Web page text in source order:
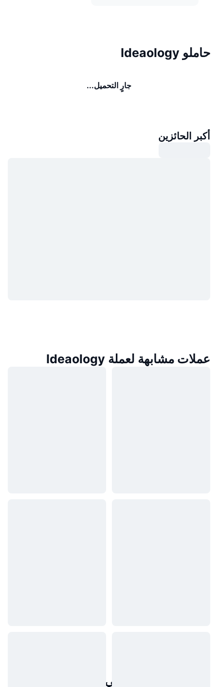
حاملو Ideaology
جارٍ التحميل...
أكبر الحائزين
عملات مشابهة لعملة Ideaology
أصول العالم الحقيقي الشائعة